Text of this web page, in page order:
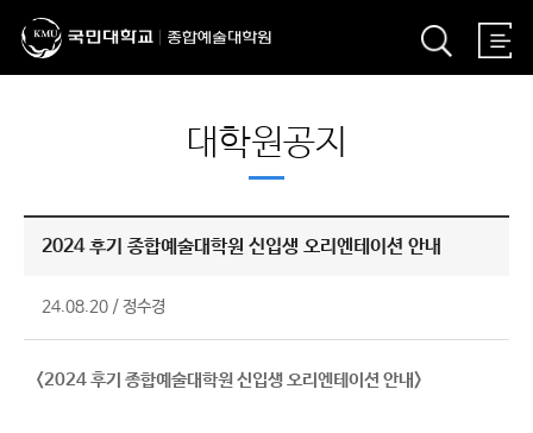
대학원공지
2024 후기 종합예술대학원 신입생 오리엔테이션 안내
24.08.20 /정수경
<2024 후기 종합예술대학원 신입생 오리엔테이션 안내>